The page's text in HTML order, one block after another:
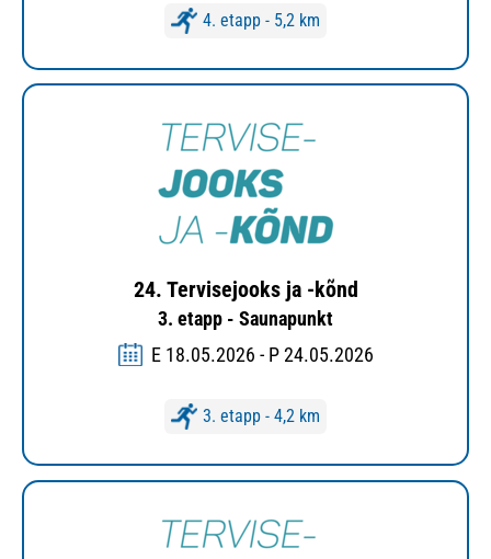
4. etapp - 5,2 km
24. Tervisejooks ja -kõnd
3. etapp - Saunapunkt
E 18.05.2026 - P 24.05.2026
3. etapp - 4,2 km